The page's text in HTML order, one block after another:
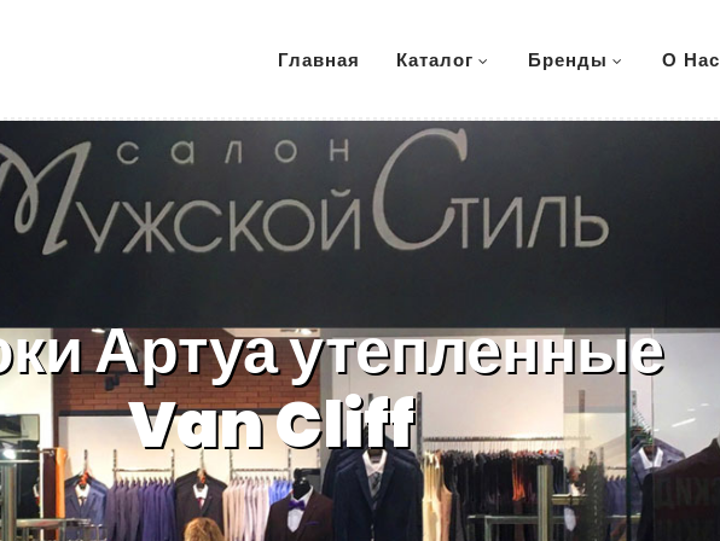
Главная Каталог Бренды О Нас
Артуа утепленные
Van Cliff